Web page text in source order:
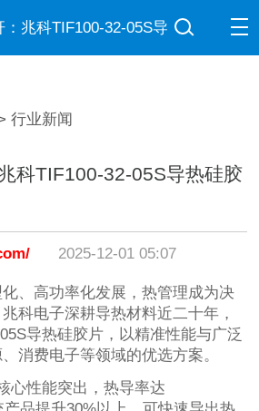
兆科TIF100-32-05S导
行业新闻
科TIF100-32-05S导热硅胶
2025-12-01 05:07
、高功率化发展，热管理成为决
科电子深耕导热材料近二十年，
导热硅胶片，以精准性能与广泛
消费电子等领域的优选方案。
心性能突出，热导率达